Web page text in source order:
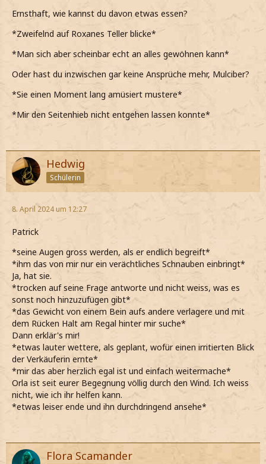
Ernsthaft, wie kannst du davon etwas essen?
*Zweifelnd auf Roxanes Teller blicke*
*Man sich aber scheinbar echt an alles gewöhnen kann*
Oder hast du inzwischen gar keine Ansprüche mehr, Mulciber?
*Sie einen Moment lang amüsiert mustere*
*Mir den Seitenhieb nicht entgehen lassen konnte*
Hedwig
Schülerin
8. April 2024 um 12:27
Patrick
*seine Augen gross werden, als er endlich begreift*
*ihm das von mir nur ein verächtliches Schnauben einbringt*
Ja, hat sie.
*trocken auf seine Frage antworte und nicht weiss, was es
sonst noch hinzuzufügen gibt*
*das Gewicht von einem Bein aufs andere verlagere und mit
dem Rücken Halt am Regal hinter mir suche*
Dann erklär's mir!
*etwas lauter wettere, als geplant, wofür einen irritierten Blick
der Verkäuferin ernte*
*mir das aber herzlich egal ist und einfach weitermache*
Orla ist seit eurer Begegnung völlig durch den Wind. Ich weiss
nicht, wie ich ihr helfen kann.
*etwas leiser ende und ihn durchdringend ansehe*
Flora Scamander